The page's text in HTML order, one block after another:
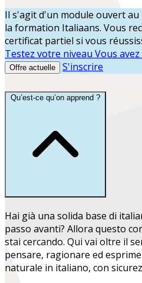
Il s'agit d'un module ouvert au
la formation Italiaans. Vous
certificat partiel si vous
Testez votre niveau Vous
Offre actuelle S'inscrire
Qu’est-ce qu’on apprend ?
Hai già una solida base di
passo avanti? Allora questo
stai cercando. Qui vai oltre il
pensare, ragionare ed
naturale in italiano, con